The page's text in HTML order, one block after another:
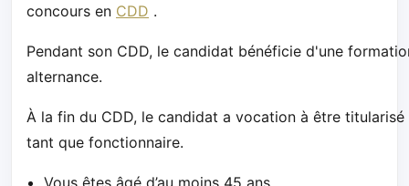
concours en CDD .
Pendant son CDD, le candidat bénéficie d'une
alternance.
À la fin du CDD, le candidat a vocation à être titularisé
tant que fonctionnaire.
Vous êtes âgé d’au moins 45 ans,